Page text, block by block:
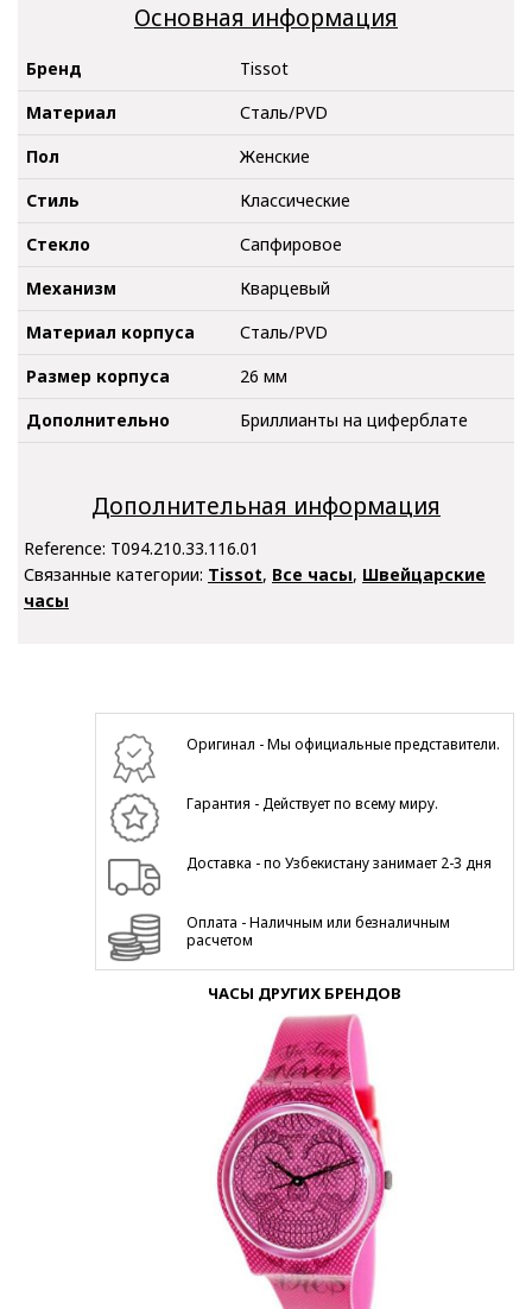
Основная информация
Бренд
Tissot
Материал
Сталь/PVD
Пол
Женские
Стиль
Классические
Стекло
Сапфировое
Механизм
Кварцевый
Материал корпуса
Сталь/PVD
Размер корпуса
26 мм
Дополнительно
Бриллианты на циферблате
Дополнительная информация
Reference: T094.210.33.116.01
Связанные категории: Tissot, Все часы, Швейцарские
часы
Оригинал - Мы официальные представители.
Гарантия - Действует по всему миру.
Доставка - по Узбекистану занимает 2-3 дня
Оплата - Наличным или безналичным
расчетом
ЧАСЫ ДРУГИХ БРЕНДОВ